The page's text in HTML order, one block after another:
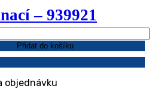
– 939921
Přidat do košíku
objednávku